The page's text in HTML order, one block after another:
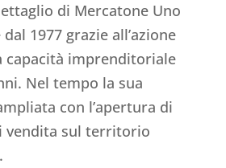
di Mercatone Uno
1977 grazie all’azione
capacità imprenditoriale
Nel tempo la sua
con l’apertura di
vendita sul territorio